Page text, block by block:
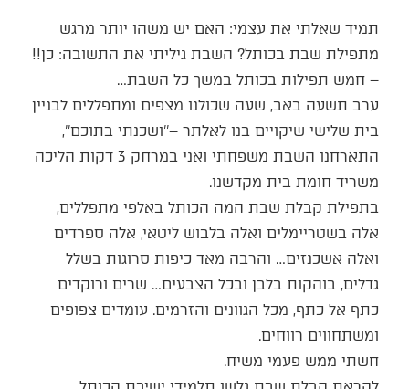
תמיד שאלתי את עצמי: האם יש משהו יותר מרגש
מתפילת שבת בכותל? השבת גיליתי את התשובה: כן!!
– חמש תפילות בכותל במשך כל השבת…
ערב תשעה באב, שעה שכולנו מצפים ומתפללים לבניין
בית שלישי שיקויים בנו לאלתר –’’ושכנתי בתוכם’’,
התארחנו השבת משפחתי ואני במרחק 3 דקות הליכה
משריד חומת בית מקדשנו.
בתפילת קבלת שבת המה הכותל באלפי מתפללים,
אלה בשטריימלים ואלה בלבוש ליטאי, אלה ספרדים
ואלה אשכנזים… והרבה מאד כיפות סרוגות בשלל
גדלים, בוהקות בלבן ובכל הצבעים… שרים ורוקדים
כתף אל כתף, מכל הגוונים והזרמים. עומדים צפופים
ומשתחווים רווחים.
חשתי ממש פעמי משיח.